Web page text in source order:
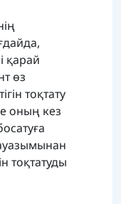
қарай
өз
тоқтату
оның кез
тоқтатуды